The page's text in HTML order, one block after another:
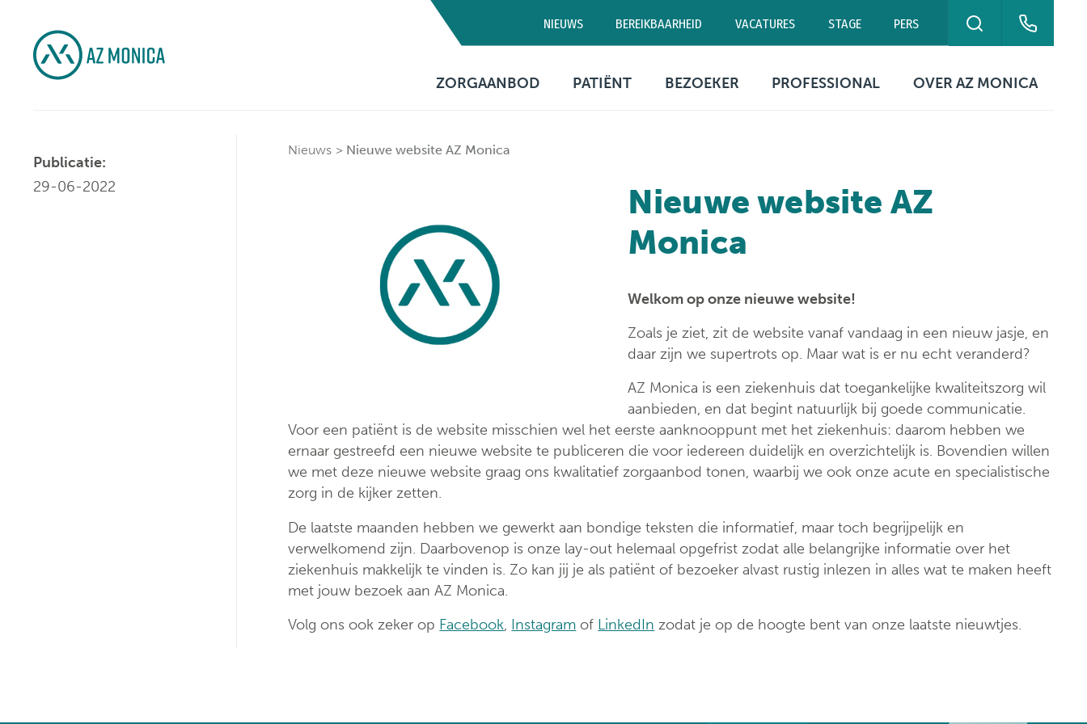
NIEUWS BEREIKBAARHEID VACATURES STAGE PERS
ZOEKEN
03 320 50 00
03 240 20 20
03 240 20 60
ZORGAANBOD
Onderzoeken
Behandelingen
PATIËNT
Patiëntenbegeleiding
Patiëntenrechten
Financiële informatie
Sociaal
ondersteuningspunt
BEZOEKER
Praktische
informatie
PROFESSIONAL
Documenten &
Evenementen &
symposia
Klinische biologie
Labo
anatomopathologie
Zorgprogramma’s
OVER AZ MONICA
Kwaliteitszorg &
patiëntveiligheid
Contact
Nieuws Nieuwe website AZ Monica
Nieuwe website AZ
Monica
Welkom op onze nieuwe website!
Zoals je ziet, zit de website vanaf vandaag in een nieuw jasje, en
daar zijn we supertrots op. Maar wat is er nu echt veranderd?
AZ Monica is een ziekenhuis dat toegankelijke kwaliteitszorg wil
aanbieden, en dat begint natuurlijk bij goede communicatie.
Voor een patiënt is de website misschien wel het eerste aanknooppunt met het ziekenhuis: daarom hebben we
ernaar gestreefd een nieuwe website te publiceren die voor iedereen duidelijk en overzichtelijk is. Bovendien willen
we met deze nieuwe website graag ons kwalitatief zorgaanbod tonen, waarbij we ook onze acute en specialistische
zorg in de kijker zetten.
De laatste maanden hebben we gewerkt aan bondige teksten die informatief, maar toch begrijpelijk en
verwelkomend zijn. Daarbovenop is onze lay-out helemaal opgefrist zodat alle belangrijke informatie over het
ziekenhuis makkelijk te vinden is. Zo kan jij je als patiënt of bezoeker alvast rustig inlezen in alles wat te maken heeft
met jouw bezoek aan AZ Monica.
Volg ons ook zeker op Facebook, Instagram of LinkedIn zodat je op de hoogte bent van onze laatste nieuwtjes.
Publicatie:
29-06-2022